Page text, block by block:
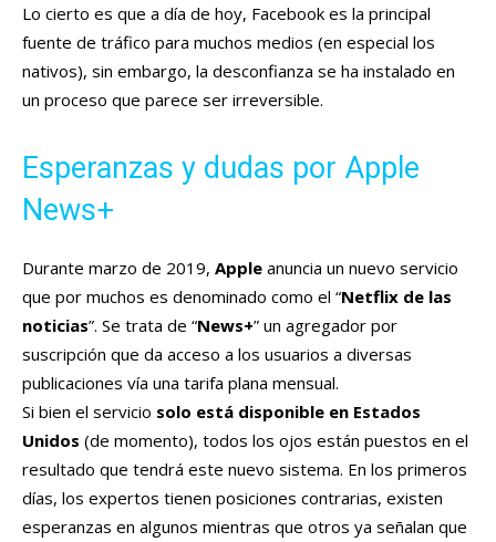
Lo cierto es que a día de hoy, Facebook es la principal
fuente de tráfico para muchos medios (en especial los
nativos), sin embargo, la desconfianza se ha instalado en
un proceso que parece ser irreversible.
Esperanzas y dudas por Apple
News+
Durante marzo de 2019, Apple anuncia un nuevo servicio
que por muchos es denominado como el “Netflix de las
noticias”. Se trata de “News+” un agregador por
suscripción que da acceso a los usuarios a diversas
publicaciones vía una tarifa plana mensual.
Si bien el servicio solo está disponible en Estados
Unidos (de momento), todos los ojos están puestos en el
resultado que tendrá este nuevo sistema. En los primeros
días, los expertos tienen posiciones contrarias, existen
esperanzas en algunos mientras que otros ya señalan que